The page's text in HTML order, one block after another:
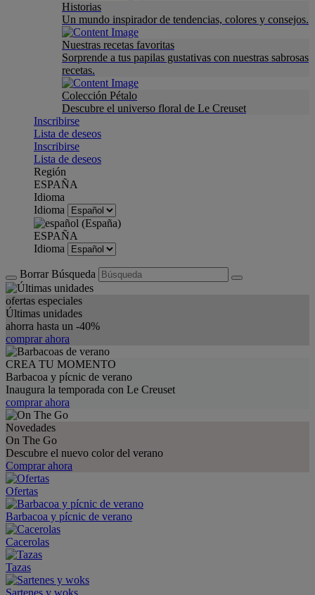
Historias
Un mundo inspirador de tendencias, colores y consejos.
Nuestras recetas favoritas
Sorprende a tus papilas gustativas con nuestras sabrosas
recetas.
Colección Pétalo
Descubre el universo floral de Le Creuset
Inscribirse
Lista de deseos
Inscribirse
Lista de deseos
Región
ESPAÑA
Idioma
Idioma
ESPAÑA
Idioma
Borrar Búsqueda
ofertas especiales
Últimas unidades
ahorra hasta un -40%
comprar ahora
CREA TU MOMENTO
Barbacoa y pícnic de verano
Inaugura la temporada con Le Creuset
comprar ahora
Novedades
On The Go
Descubre el nuevo color del verano
Comprar ahora
Ofertas
Barbacoa y pícnic de verano
Cacerolas
Tazas
Sartenes y woks